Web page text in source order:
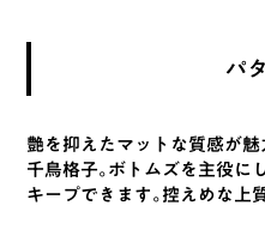
パ
艶を抑えたマットな質感が
千鳥格子。ボトムズを主役に
キープできます。控えめな上